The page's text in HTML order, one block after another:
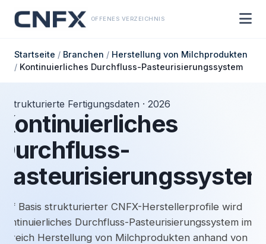
OFFENES VERZEICHNIS
Startseite / Branchen / Herstellung von Milchprodukten
/ Kontinuierliches Durchfluss-Pasteurisierungssystem
Strukturierte Fertigungsdaten · 2026
Basis strukturierter CNFX-Herstellerprofile wird
Durchfluss-Pasteurisierungssystem im
Herstellung von Milchprodukten anhand von